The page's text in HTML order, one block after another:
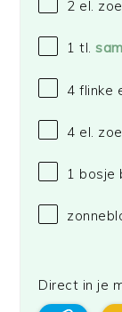
2 el.
1 tl.
4 flinke
4 el.
1 bosje
Direct in je